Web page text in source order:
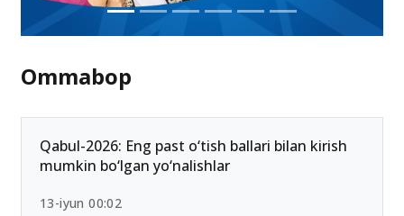
Ommabop
Qabul-2026: Eng past o‘tish ballari bilan kirish